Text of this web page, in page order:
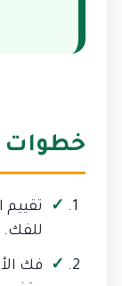
خطوات
تقييم
للفك.
فك